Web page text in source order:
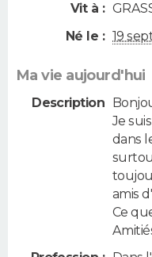
Vit à :
Né le : 19
Ma vie aujourd'hui
Description
Je
dans
amis
Ce